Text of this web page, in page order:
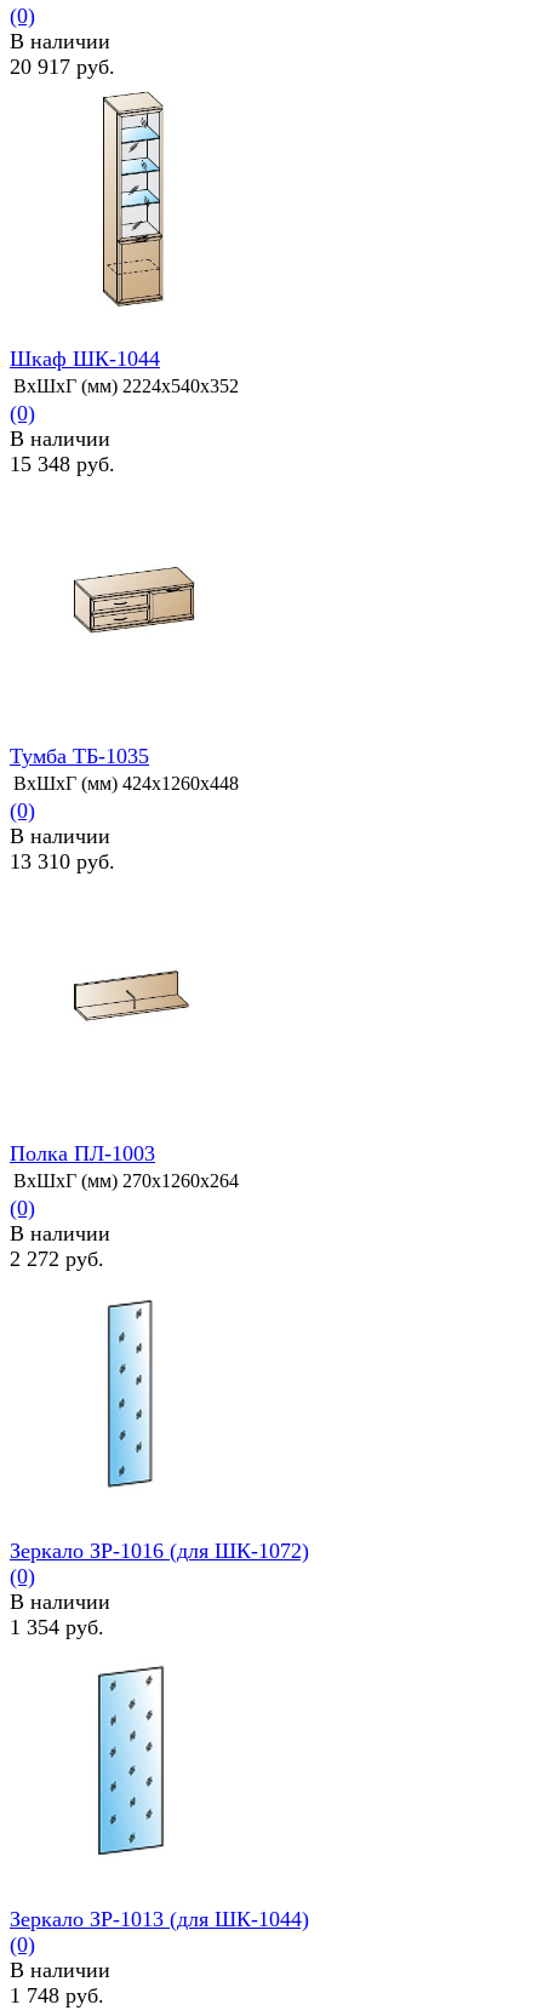
сравнить
(0)
В наличии
20 917 руб.
избранное сравнить
Шкаф ШК-1044
ВхШхГ (мм) 2224х540х352
(0)
В наличии
15 348 руб.
избранное сравнить
Тумба ТБ-1035
ВхШхГ (мм) 424х1260х448
(0)
В наличии
13 310 руб.
сравнить
Полка ПЛ-1003
ВхШхГ (мм) 270х1260х264
(0)
В наличии
2 272 руб.
сравнить
Зеркало ЗР-1016 (для ШК-1072)
(0)
В наличии
1 354 руб.
Зеркало ЗР-1013 (для ШК-1044)
(0)
В наличии
1 748 руб.